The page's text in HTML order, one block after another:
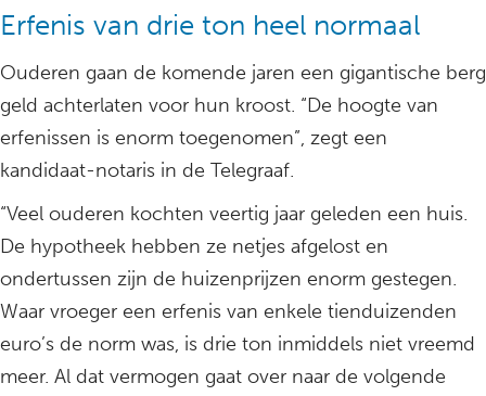
Erfenis van drie ton heel normaal
Ouderen gaan de komende jaren een gigantische berg
geld achterlaten voor hun kroost. “De hoogte van
erfenissen is enorm toegenomen”, zegt een
kandidaat-notaris in de Telegraaf.
“Veel ouderen kochten veertig jaar geleden een huis.
De hypotheek hebben ze netjes afgelost en
ondertussen zijn de huizenprijzen enorm gestegen.
Waar vroeger een erfenis van enkele tienduizenden
euro’s de norm was, is drie ton inmiddels niet vreemd
meer. Al dat vermogen gaat over naar de volgende